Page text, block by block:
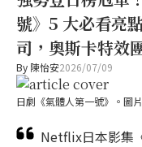
號》5 大必看亮
司，奧斯卡特效
By 陳怡安2026/07/09
日劇《氣體人第一號》。圖
Netflix日本影集